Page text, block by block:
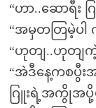
“ဟာ..ဆောရီး ဂ
“အမှတတြမဲ့ပါ က
“ဟုတျ..ဟုတျကဲ့
“အဲဒီနေ့ကစပွီး
ဂြူးရဲ့အကွိုအပို့